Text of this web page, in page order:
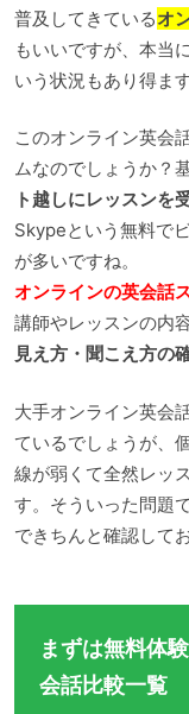
普及してきているオ
もいいですが、本当
いう状況もあり得ます
このオンライン英会
ムなのでしょうか？
ト越しにレッスンを
Skypeという無料で
が多いですね。
オンラインの英会話
講師やレッスンの内
見え方・聞こえ方の
大手オンライン英会
ているでしょうが、
線が弱くて全然レッ
す。そういった問題
できちんと確認して
まずは無料体
会話比較一覧